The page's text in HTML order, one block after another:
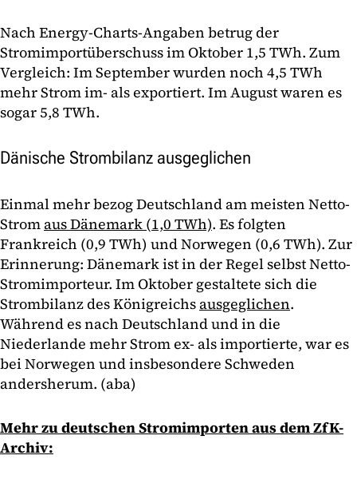
Nach Energy-Charts-Angaben betrug der
Stromimportüberschuss im Oktober 1,5 TWh. Zum
Vergleich: Im September wurden noch 4,5 TWh
mehr Strom im- als exportiert. Im August waren es
sogar 5,8 TWh.
Dänische Strombilanz ausgeglichen
Einmal mehr bezog Deutschland am meisten Netto-
Stromaus Dänemark (1,0 TWh). Es folgten
Frankreich (0,9 TWh) und Norwegen (0,6 TWh). Zur
Erinnerung: Dänemark ist in der Regel selbst Netto-
Stromimporteur. Im Oktober gestaltete sich die
Strombilanz des Königreichsausgeglichen.
Während es nach Deutschland und in die
Niederlande mehr Strom ex- als importierte, war es
bei Norwegen und insbesondere Schweden
andersherum. (aba)
Mehr zu deutschen Stromimporten aus dem ZfK-
Archiv: